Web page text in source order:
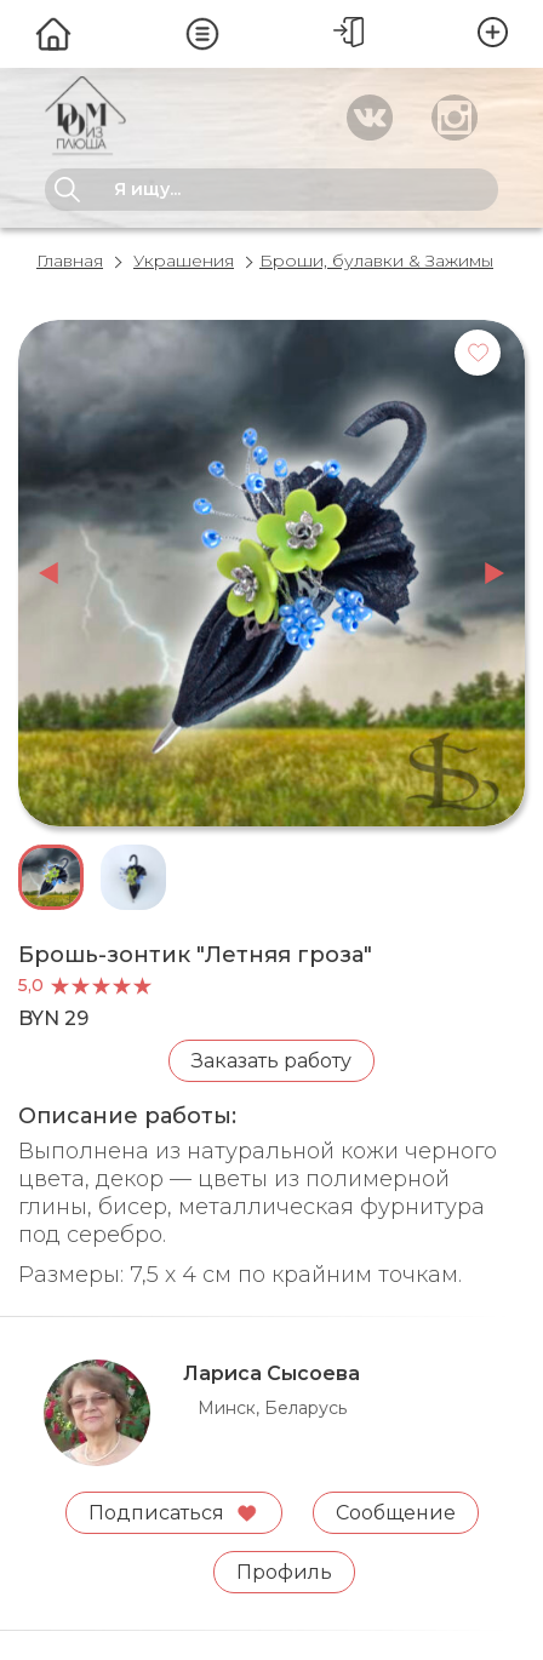
Главная Украшения Броши, булавки & Зажимы
Брошь-зонтик "Летняя гроза"
5,0
BYN 29
Заказать работу
Описание работы:
Выполнена из натуральной кожи черного
цвета, декор — цветы из полимерной
глины, бисер, металлическая фурнитура
под серебро.
Размеры: 7,5 х 4 см по крайним точкам.
Лариса Сысоева
Минск, Беларусь
Подписаться Сообщение
Профиль